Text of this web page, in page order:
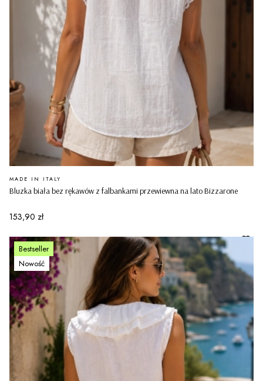
Bluzka biała bez rękawów z falbankami przewiewna na lato Bizzarone
PRODUCENT
MADE IN ITALY
Cena
153,90 zł
Bestseller
Nowość